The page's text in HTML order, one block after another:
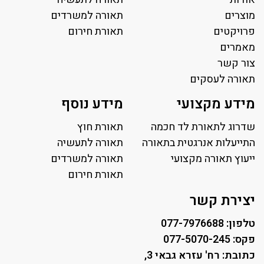
מוצרים
פרויקטים
מאמרים
צור קשר
תאורה לעסקים
פאנל לד
פרופיל תאורה
תאורה לאולמות ספורט
תאורה למגרשי טניס
תאורה למשרדים
תאורת חירום
מידע מקצועי
שדרוג לתאורת לד חכמה
התייעלות אנרגטית בתאורה
ייעוץ תאורה מקצועי
מידע נוסף
תאורת חוץ
תאורה לתעשיה
תאורה למשרדים
תאורת חירום
יצירת קשר
טלפון: 077-7976688
פקס: 077-5070-245
כתובת: רח' עזרא גבאי 3,